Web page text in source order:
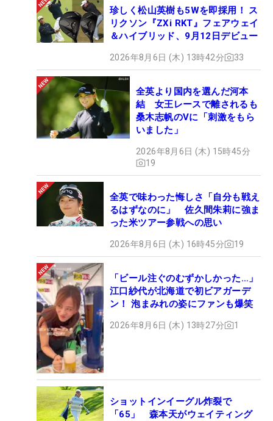
珍しく松山英樹も5Wを即採用！ ス
リクソン『ZXi RKT』フェアウェイ
＆ハイブリッド、9月12日デビュー
2026年8月6日 (木) 13時42分 33
全英より国内を選んだ河本
結 女王レースで離されるも
桑木志帆のVに「刺激をもら
いました」
2026年8月6日 (木) 15時45分
19
全英で味わった悔しさ「自分も戦え
るはずなのに」 佐久間朱莉に強ま
った米ツアー参戦への思い
2026年8月6日 (木) 16時45分 19
「ビール注ぐのむずかしかった…」
江口紗代が北海道で初ビアガーデ
ン！ 泡まみれの姿にファンも爆笑
2026年8月6日 (木) 13時27分 1
ショットインイーグル炸裂で
「65」 森本天がウェイティング